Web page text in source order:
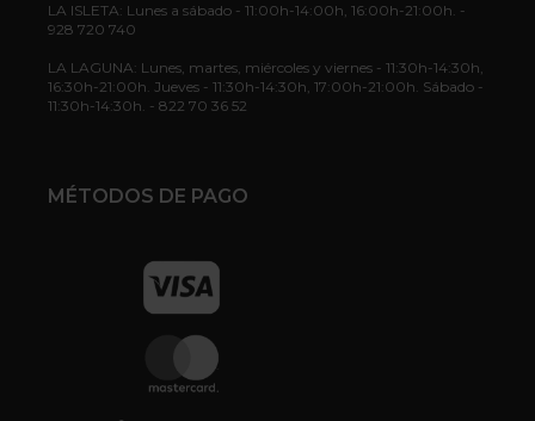
LA ISLETA: Lunes a sábado - 11:00h-14:00h, 16:00h-21:00h. -
928 720 740
LA LAGUNA: Lunes, martes, miércoles y viernes - 11:30h-14:30h,
16:30h-21:00h. Jueves - 11:30h-14:30h, 17:00h-21:00h. Sábado -
11:30h-14:30h. - 822 70 36 52
MÉTODOS DE PAGO